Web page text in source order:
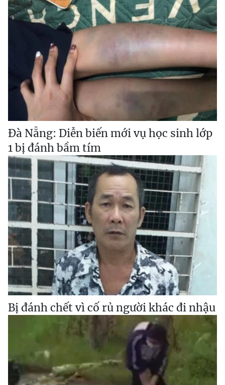
Đà Nẵng: Diễn biến mới vụ học sinh lớp
1 bị đánh bầm tím
Bị đánh chết vì cố rủ người khác đi nhậu